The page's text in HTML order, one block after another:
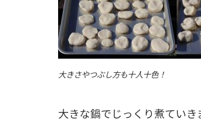
大きさやつぶし方も十人十色！
大きな鍋でじっくり煮てい